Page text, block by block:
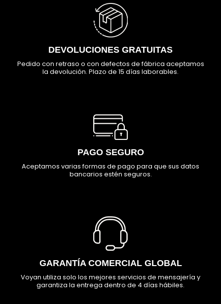
DEVOLUCIONES GRATUITAS
Pedido con retraso o con defectos de fábrica aceptamos
la devolución. Plazo de 15 días laborables.
PAGO SEGURO
Aceptamos varias formas de pago para que sus datos
bancarios estén seguros.
GARANTÍA COMERCIAL GLOBAL
Voyan utiliza solo los mejores servicios de mensajería y
garantiza la entrega dentro de 4 días hábiles.